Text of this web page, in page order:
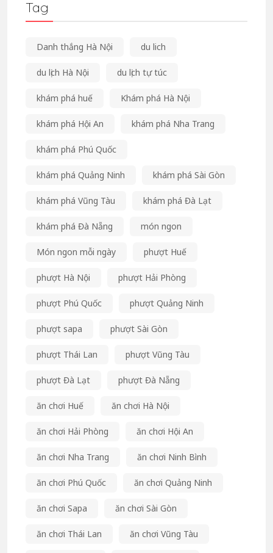
Tag
Danh thắng Hà Nội du lich
du lịch Hà Nội du lịch tự túc
khám phá huế Khám phá Hà Nội
khám phá Hội An khám phá Nha Trang
khám phá Phú Quốc
khám phá Quảng Ninh khám phá Sài Gòn
khám phá Vũng Tàu khám phá Đà Lạt
khám phá Đà Nẵng món ngon
Món ngon mỗi ngày phượt Huế
phượt Hà Nội phượt Hải Phòng
phượt Phú Quốc phượt Quảng Ninh
phượt sapa phượt Sài Gòn
phượt Thái Lan phượt Vũng Tàu
phượt Đà Lạt phượt Đà Nẵng
ăn chơi Huế ăn chơi Hà Nội
ăn chơi Hải Phòng ăn chơi Hội An
ăn chơi Nha Trang ăn chơi Ninh Bình
ăn chơi Phú Quốc ăn chơi Quảng Ninh
ăn chơi Sapa ăn chơi Sài Gòn
ăn chơi Thái Lan ăn chơi Vũng Tàu